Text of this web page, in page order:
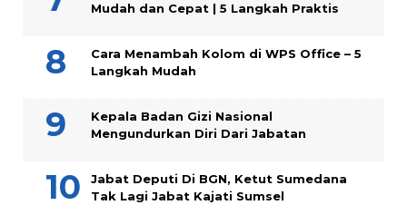
Mudah dan Cepat | 5 Langkah Praktis
Cara Menambah Kolom di WPS Office – 5
Langkah Mudah
Kepala Badan Gizi Nasional
Mengundurkan Diri Dari Jabatan
Jabat Deputi Di BGN, Ketut Sumedana
Tak Lagi Jabat Kajati Sumsel